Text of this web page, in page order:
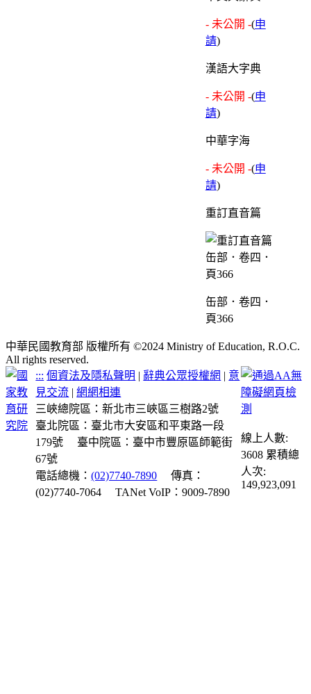
- 未公開 -(申
請)
漢語大字典
- 未公開 -(申
請)
中華字海
- 未公開 -(申
請)
重訂直音篇
缶部．卷四．
頁366
中華民國教育部 版權所有 ©2024 Ministry of Education, R.O.C.
All rights reserved.
::: 個資法及隱私聲明 | 辭典公眾授權網 | 意
見交流 |網網相連
三峽總院區：新北市三峽區三樹路2號
臺北院區：臺北市大安區和平東路一段
179號
臺中院區：臺中市豐原區師範街
67號
電話總機：(02)7740-7890
傳真：
(02)7740-7064
TANet VoIP：9009-7890
線上人數:
3608 累積總
人次:
149,923,091